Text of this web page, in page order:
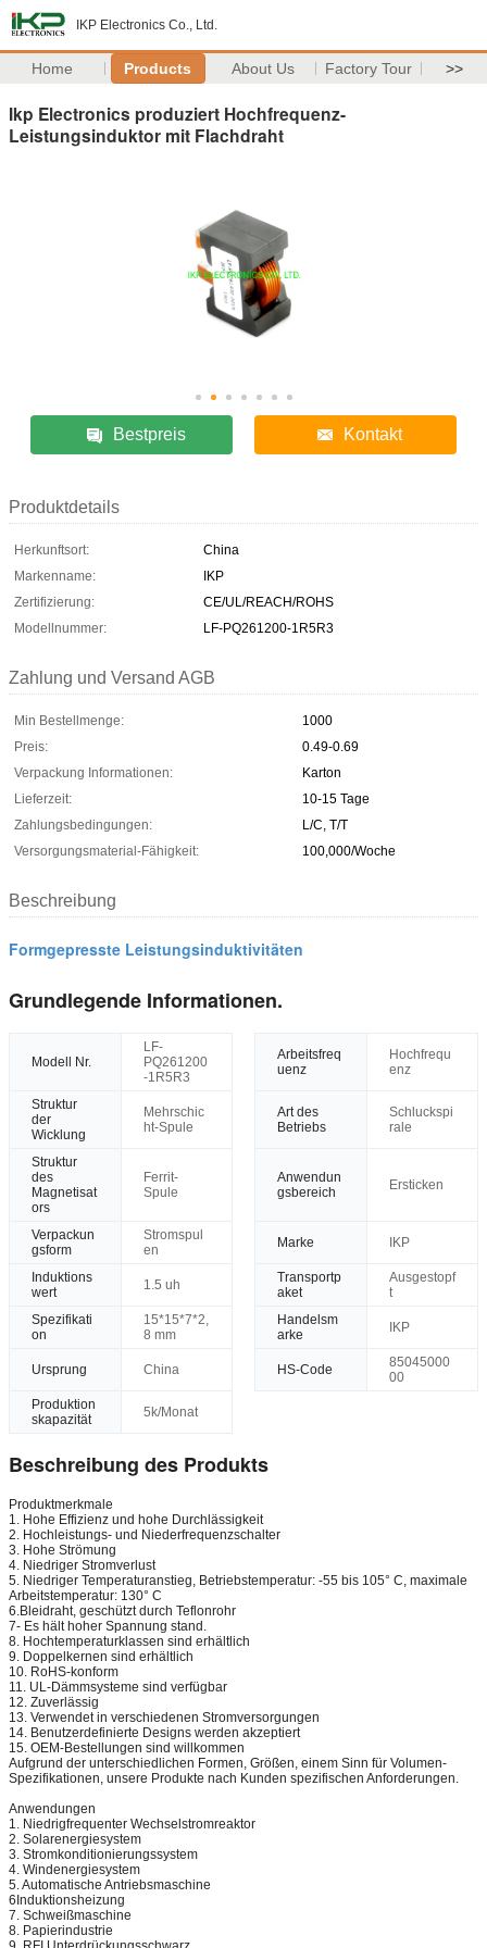
IKP Electronics Co., Ltd.
Home Products About Us Factory Tour >>
Ikp Electronics produziert Hochfrequenz-
Leistungsinduktor mit Flachdraht
Bestpreis Kontakt
Produktdetails
Herkunftsort:
China
Markenname:
IKP
Zertifizierung:
CE/UL/REACH/ROHS
Modellnummer:
LF-PQ261200-1R5R3
Zahlung und Versand AGB
Min Bestellmenge:
1000
Preis:
0.49-0.69
Verpackung Informationen:
Karton
Lieferzeit:
10-15 Tage
Zahlungsbedingungen:
L/C, T/T
Versorgungsmaterial-Fähigkeit:
100,000/Woche
Beschreibung
Formgepresste Leistungsinduktivitäten
Grundlegende Informationen.
Modell Nr.
LF-
PQ261200
-1R5R3
Arbeitsfreq
uenz
Hochfrequ
enz
Struktur
der
Wicklung
Mehrschic
ht-Spule
Art des
Betriebs
Schluckspi
rale
Struktur
des
Magnetisat
ors
Ferrit-
Spule
Anwendun
gsbereich
Ersticken
Verpackun
gsform
Stromspul
en
Marke IKP
Induktions
wert
1.5 uh
Transportp
aket
Ausgestopf
t
Spezifikati
on
15*15*7*2,
8 mm
Handelsm
arke
IKP
Ursprung China HS-Code
85045000
00
Produktion
skapazität
5k/Monat
Beschreibung des Produkts
Produktmerkmale
1. Hohe Effizienz und hohe Durchlässigkeit
2. Hochleistungs- und Niederfrequenzschalter
3. Hohe Strömung
4. Niedriger Stromverlust
5. Niedriger Temperaturanstieg, Betriebstemperatur: -55 bis 105° C, maximale
Arbeitstemperatur: 130° C
6.Bleidraht, geschützt durch Teflonrohr
7- Es hält hoher Spannung stand.
8. Hochtemperaturklassen sind erhältlich
9. Doppelkernen sind erhältlich
10. RoHS-konform
11. UL-Dämmsysteme sind verfügbar
12. Zuverlässig
13. Verwendet in verschiedenen Stromversorgungen
14. Benutzerdefinierte Designs werden akzeptiert
15. OEM-Bestellungen sind willkommen
Aufgrund der unterschiedlichen Formen, Größen, einem Sinn für Volumen-
Spezifikationen, unsere Produkte nach Kunden spezifischen Anforderungen.
Anwendungen
1. Niedrigfrequenter Wechselstromreaktor
2. Solarenergiesystem
3. Stromkonditionierungssystem
4. Windenergiesystem
5. Automatische Antriebsmaschine
6Induktionsheizung
7. Schweißmaschine
8. Papierindustrie